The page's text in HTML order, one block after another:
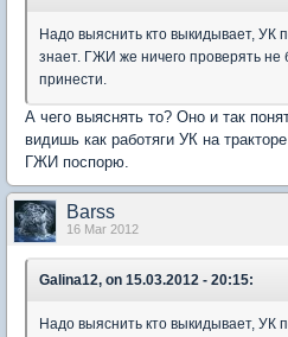
Надо выяснить кто выкидывает, УК
знает. ГЖИ же ничего проверять не
принести.
А чего выяснять то? Оно и так
видишь как работяги УК на
ГЖИ поспорю.
Barss
16 Mar 2012
Galina12, on 15.03.2012 - 20:15:
Надо выяснить кто выкидывает, УК